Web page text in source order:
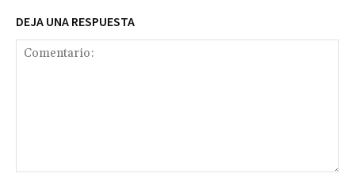
DEJA UNA RESPUESTA